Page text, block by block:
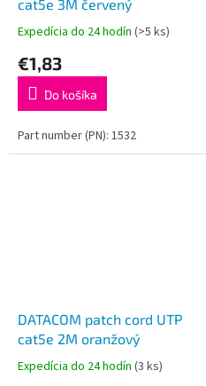
cat5e 3M červený
Expedícia do 24 hodín (>5 ks)
€1,83
Do košíka
Part number (PN): 1532
DATACOM patch cord UTP
cat5e 2M oranžový
Expedícia do 24 hodín (3 ks)